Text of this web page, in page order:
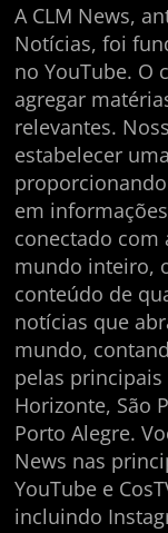
A CLM News,
Notícias, foi
no YouTube. O
agregar
relevantes.
estabelecer
em
conectado com
mundo inteiro,
conteúdo de
notícias que
mundo,
pelas
Horizonte, São
Porto Alegre.
News nas
YouTube e
incluindo